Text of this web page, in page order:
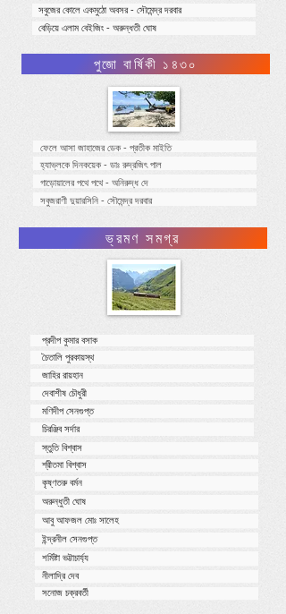
সবুজের কোলে একমুঠো অবসর - সৌমেন্দ্র দরবার
বেড়িয়ে এলাম বেইজিং - অরুন্ধতী ঘোষ
পুজো বার্ষিকী ১৪৩০
ফেলে আসা জাহাজের ডেক - প্রতীক মাইতি
হ্যাভ্লকে দিনকয়েক - ডাঃ রুদ্রজিৎ পাল
গাড়োয়ালের পথে পথে - অনিরুদ্ধ দে
সবুজরাণী দুয়ারসিনি - সৌমেন্দ্র দরবার
ভ্রমণ সমগ্র
প্রদীপ কুমার বসাক
চৈতালি পুরকায়স্থ
জাহির রায়হান
দেবাশীষ চৌধুরী
মণিদীপ সেনগুপ্ত
চিরঞ্জিব সর্দার
স্তুতি বিশ্বাস
শ্রীতমা বিশ্বাস
কৃষ্ণতরু বর্মন
অরুন্ধুতী ঘোষ
আবু আফজল মোঃ সালেহ
ইন্দ্রনীল সেনগুপ্ত
শর্মিষ্টা ভট্টাচার্য্য
নীলাদ্রি দেব
সনোজ চক্রবর্তী